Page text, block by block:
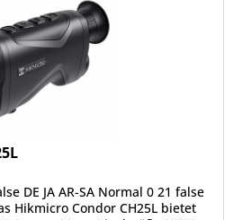
DE JA AR-SA Normal 0 21 false
Hikmicro Condor CH25L bietet